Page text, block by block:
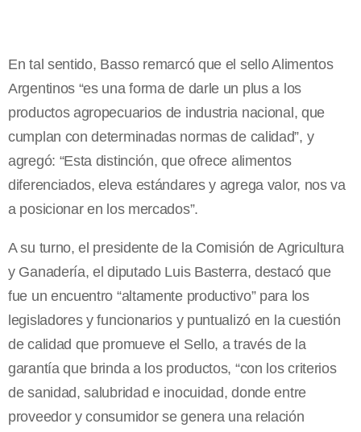
En tal sentido, Basso remarcó que el sello Alimentos
Argentinos “es una forma de darle un plus a los
productos agropecuarios de industria nacional, que
cumplan con determinadas normas de calidad”, y
agregó: “Esta distinción, que ofrece alimentos
diferenciados, eleva estándares y agrega valor, nos va
a posicionar en los mercados”.
A su turno, el presidente de la Comisión de Agricultura
y Ganadería, el diputado Luis Basterra, destacó que
fue un encuentro “altamente productivo” para los
legisladores y funcionarios y puntualizó en la cuestión
de calidad que promueve el Sello, a través de la
garantía que brinda a los productos, “con los criterios
de sanidad, salubridad e inocuidad, donde entre
proveedor y consumidor se genera una relación